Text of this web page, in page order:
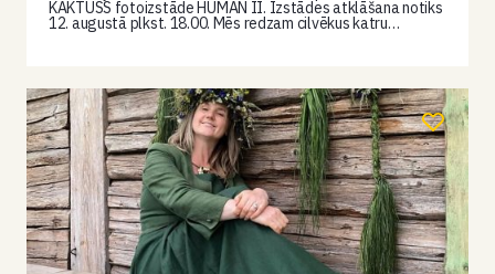
KAKTUSS fotoizstāde HUMAN II. Izstādes atklāšana notiks
12. augustā plkst. 18.00. Mēs redzam cilvēkus katru…